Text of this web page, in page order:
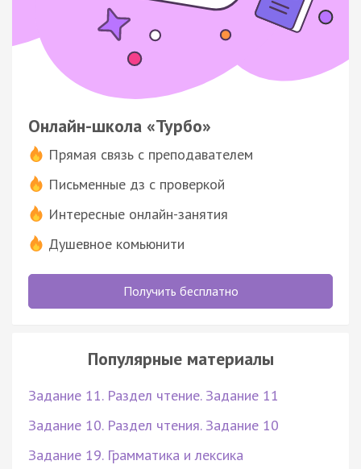
Онлайн-школа «Турбо»
Прямая связь с преподавателем
Письменные дз с проверкой
Интересные онлайн-занятия
Душевное комьюнити
Получить бесплатно
Популярные материалы
Задание 11. Раздел чтение. Задание 11
Задание 10. Раздел чтения. Задание 10
Задание 19. Грамматика и лексика